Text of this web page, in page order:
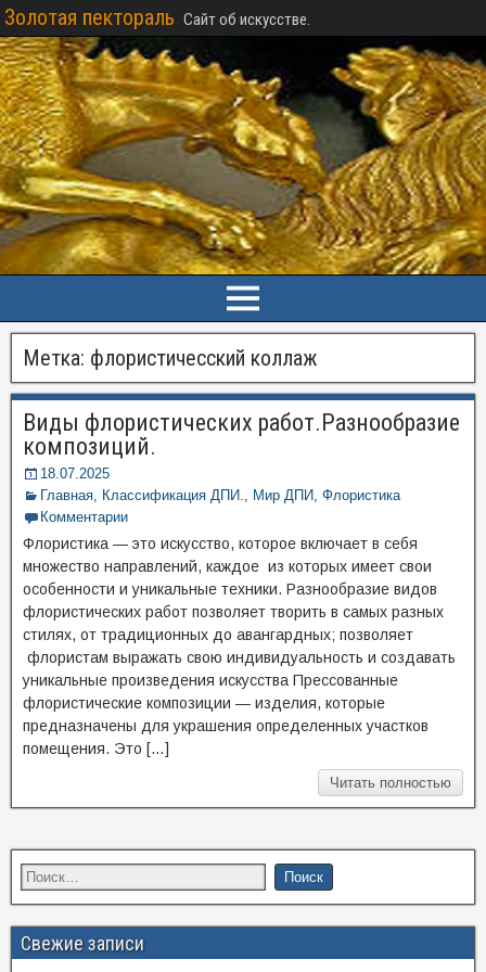
Золотая пектораль Сайт об искусстве.
Метка: флористичесский коллаж
Виды флористических работ.Разнообразие
композиций.
18.07.2025
Главная, Классификация ДПИ., Мир ДПИ, Флористика
Комментарии
Флористика — это искусство, которое включает в себя
множество направлений, каждое из которых имеет свои
особенности и уникальные техники. Разнообразие видов
флористических работ позволяет творить в самых разных
стилях, от традиционных до авангардных; позволяет
флористам выражать свою индивидуальность и создавать
уникальные произведения искусства Прессованные
флористические композиции — изделия, которые
предназначены для украшения определенных участков
помещения. Это […]
Читать полностью
Свежие записи